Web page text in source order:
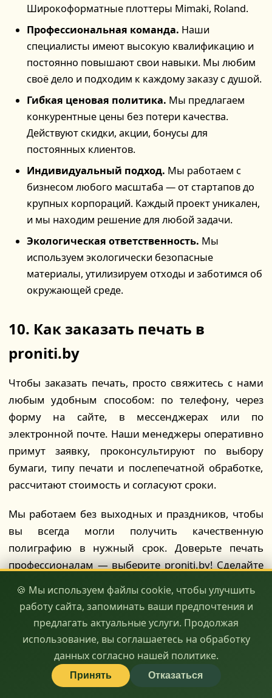
Широкоформатные плоттеры Mimaki, Roland.
Профессиональная команда. Наши
специалисты имеют высокую квалификацию и
постоянно повышают свои навыки. Мы любим
своё дело и подходим к каждому заказу с душой.
Гибкая ценовая политика. Мы предлагаем
конкурентные цены без потери качества.
Действуют скидки, акции, бонусы для
постоянных клиентов.
Индивидуальный подход. Мы работаем с
бизнесом любого масштаба — от стартапов до
крупных корпораций. Каждый проект уникален,
и мы находим решение для любой задачи.
Экологическая ответственность. Мы
используем экологически безопасные
материалы, утилизируем отходы и заботимся об
окружающей среде.
10. Как заказать печать в
proniti.by
Чтобы заказать печать, просто свяжитесь с нами
любым удобным способом: по телефону, через
форму на сайте, в мессенджерах или по
электронной почте. Наши менеджеры оперативно
примут заявку, проконсультируют по выбору
бумаги, типу печати и послепечатной обработке,
рассчитают стоимость и согласуют сроки.
Мы работаем без выходных и праздников, чтобы
вы всегда могли получить качественную
полиграфию в нужный срок. Доверьте печать
профессионалам — выберите proniti.by! Сделайте
нами. Ваша реклама — наше вдохновение!
🖨️ качество ⏱️ скорость 💰 доступность
🍪 Мы используем файлы cookie, чтобы улучшить
работу сайта, запоминать ваши предпочтения и
предлагать актуальные услуги. Продолжая
использование, вы соглашаетесь на обработку
данных согласно нашей политике.
Принять Отказаться